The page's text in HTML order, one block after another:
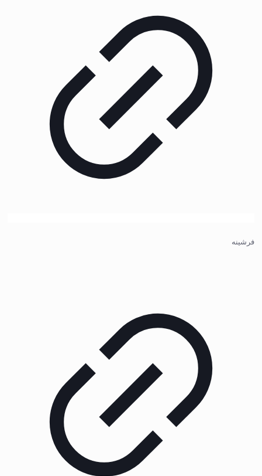
فرشینه